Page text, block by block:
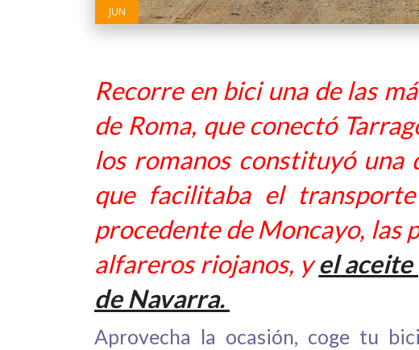
JUN
Recorre en bici una de las
de Roma, que conectó
los romanos constituyó una
que facilitaba el
procedente de Moncayo, las
alfareros riojanos, y el
de Navarra.
Aprovecha la ocasión, coge tu